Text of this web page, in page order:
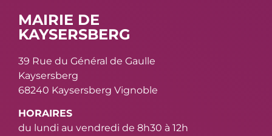
MAIRIE DE
KAYSERSBERG
39 Rue du Général de Gaulle
Kaysersberg
68240 Kaysersberg Vignoble
HORAIRES
du lundi au vendredi de 8h30 à 12h